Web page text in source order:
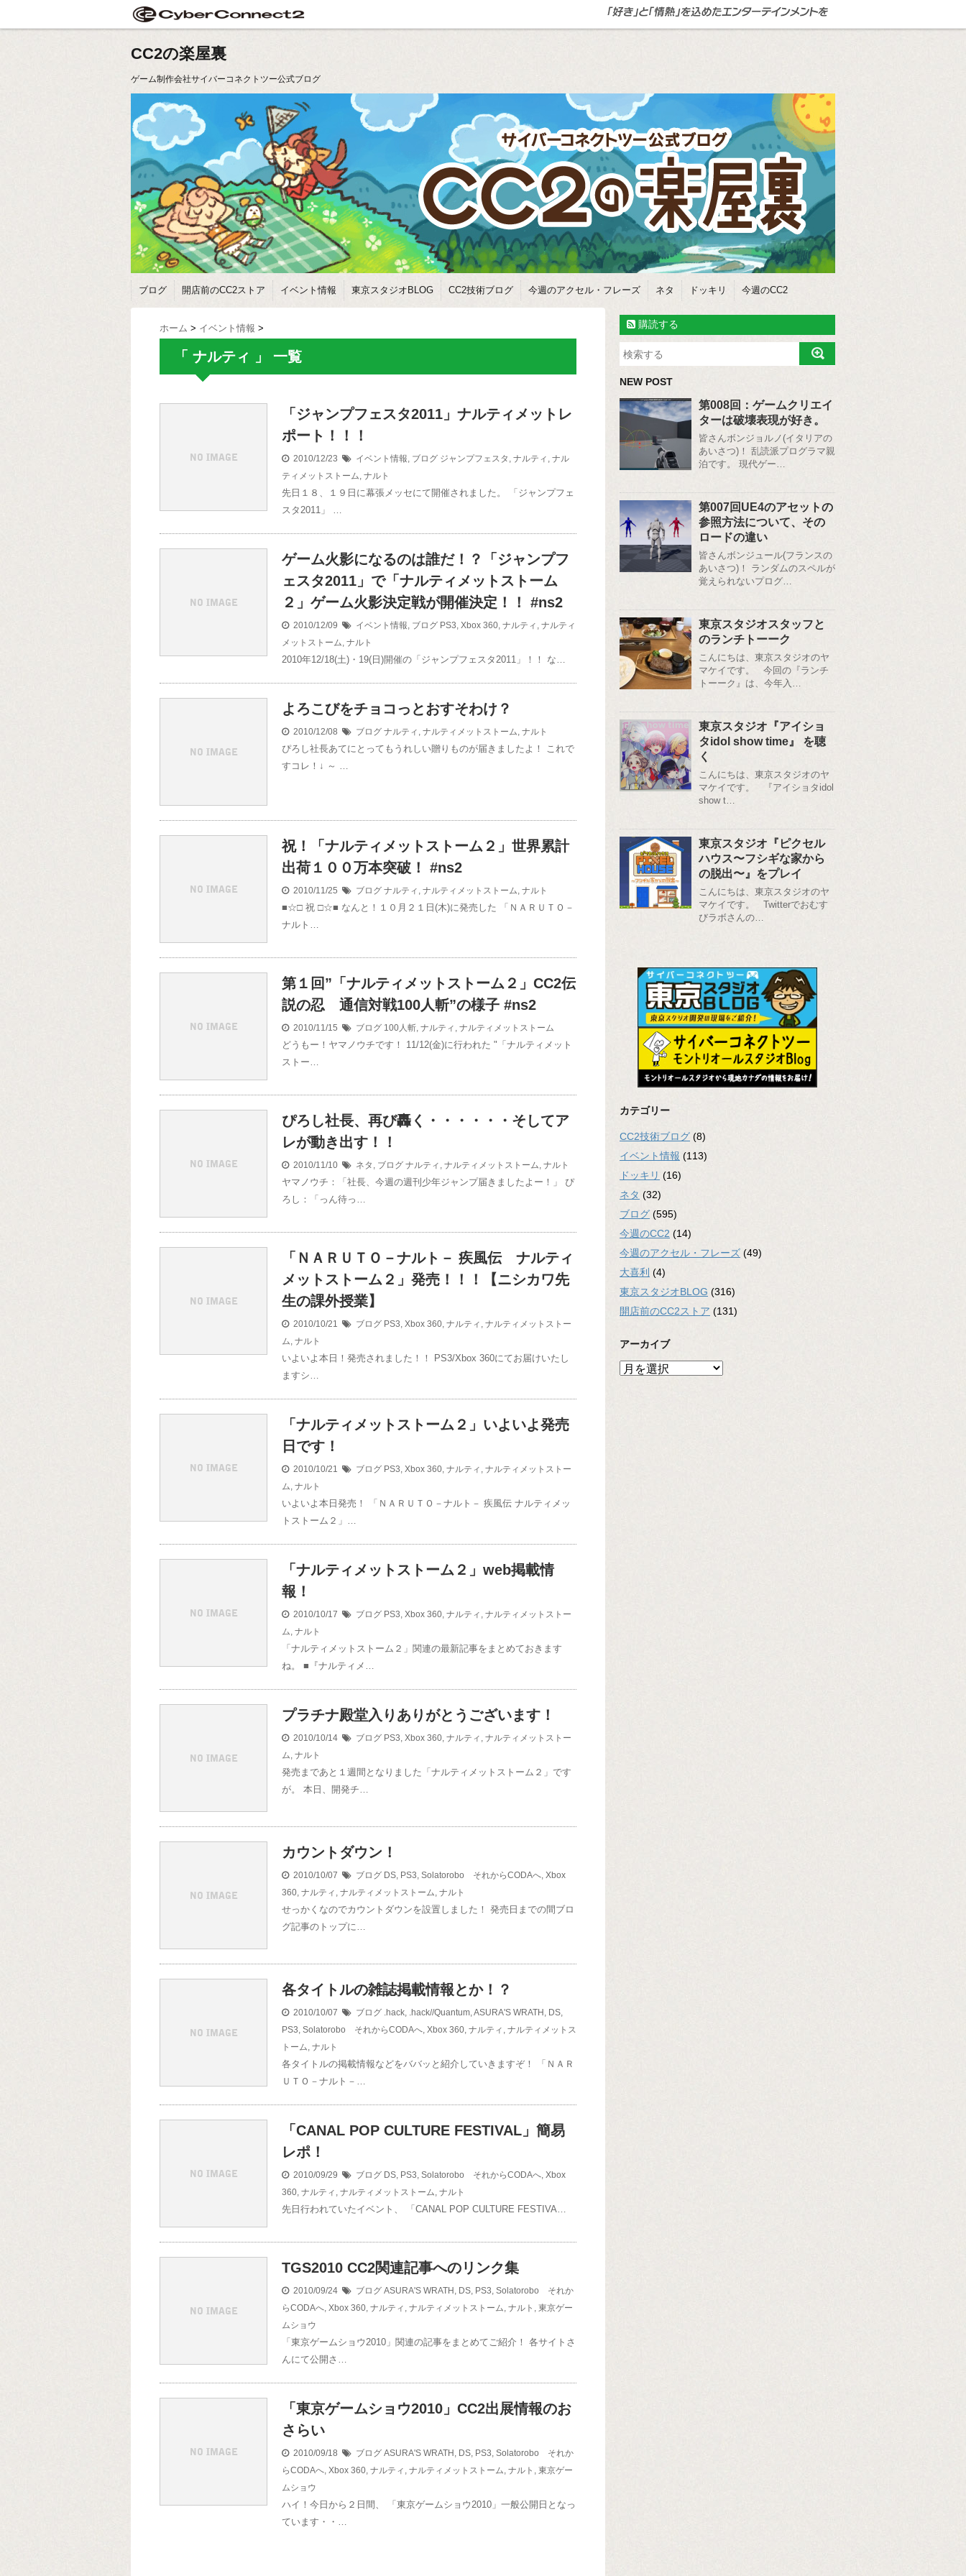
CC2の楽屋裏
ゲーム制作会社サイバーコネクトツー公式ブログ
ブログ 開店前のCC2ストア イベント情報 東京スタジオBLOG CC2技術ブログ 今週のアクセル・フレーズ ネタ ドッキリ 今週のCC2
ホーム > イベント情報 >
「 ナルティ 」 一覧
「ジャンプフェスタ2011」ナルティメットレ
ポート！！！
2010/12/23 イベント情報, ブログ ジャンプフェスタ , ナルティ , ナル
ティメットストーム, ナルト
先日１８、１９日に幕張メッセにて開催されました。 「ジャンプフェ
スタ2011」 …
ゲーム火影になるのは誰だ！？「ジャンプフ
ェスタ2011」で「ナルティメットストーム
２」ゲーム火影決定戦が開催決定！！ #ns2
2010/12/09 イベント情報, ブログ PS3, Xbox 360, ナルティ , ナルティ
メットストーム, ナルト
2010年12/18(土)・19(日)開催の「ジャンプフェスタ2011」！！ な…
よろこびをチョコっとおすそわけ？
2010/12/08 ブログ ナルティ , ナルティメットストーム, ナルト
ぴろし社長あてにとってもうれしい贈りものが届きましたよ！ これで
すコレ！↓ ～ …
祝！「ナルティメットストーム２」世界累計
出荷１００万本突破！ #ns2
2010/11/25 ブログ ナルティ , ナルティメットストーム, ナルト
■☆□ 祝 □☆■ なんと！１０月２１日(木)に発売した 「ＮＡＲＵＴＯ－
ナルト…
第１回”「ナルティメットストーム２」CC2伝
説の忍 通信対戦100人斬”の様子 #ns2
2010/11/15 ブログ 100人斬, ナルティ , ナルティメットストーム
どうもー！ヤマノウチです！ 11/12(金)に行われた "「ナルティメット
ストー…
ぴろし社長、再び轟く・・・・・・そしてア
レが動き出す！！
2010/11/10 ネタ , ブログ ナルティ , ナルティメットストーム, ナルト
ヤマノウチ：「社長、今週の週刊少年ジャンプ届きましたよー！」 ぴ
ろし：「っん待っ…
「ＮＡＲＵＴＯ－ナルト－ 疾風伝 ナルティ
メットストーム２」発売！！！【ニシカワ先
生の課外授業】
2010/10/21 ブログ PS3, Xbox 360, ナルティ , ナルティメットストー
ム, ナルト
いよいよ本日！発売されました！！ PS3/Xbox 360にてお届けいたし
ますシ…
「ナルティメットストーム２」いよいよ発売
日です！
2010/10/21 ブログ PS3, Xbox 360, ナルティ , ナルティメットストー
ム, ナルト
いよいよ本日発売！ 「ＮＡＲＵＴＯ－ナルト－ 疾風伝 ナルティメッ
トストーム２」…
「ナルティメットストーム２」web掲載情
報！
2010/10/17 ブログ PS3, Xbox 360, ナルティ , ナルティメットストー
ム, ナルト
「ナルティメットストーム２」関連の最新記事をまとめておきます
ね。 ■『ナルティメ…
プラチナ殿堂入りありがとうございます！
2010/10/14 ブログ PS3, Xbox 360, ナルティ , ナルティメットストー
ム, ナルト
発売まであと１週間となりました「ナルティメットストーム２」です
が。 本日、開発チ…
カウントダウン！
2010/10/07 ブログ DS, PS3, Solatorobo それからCODAへ, Xbox
360, ナルティ , ナルティメットストーム, ナルト
せっかくなのでカウントダウンを設置しました！ 発売日までの間ブロ
グ記事のトップに…
各タイトルの雑誌掲載情報とか！？
2010/10/07 ブログ .hack, .hack//Quantum,ASURA'S WRATH , DS,
PS3, Solatorobo それからCODAへ, Xbox 360, ナルティ , ナルティメットス
トーム, ナルト
各タイトルの掲載情報などをババッと紹介していきますぞ！ 「ＮＡＲ
ＵＴＯ－ナルト－…
「CANAL POP CULTURE FESTIVAL」簡易
レポ！
2010/09/29 ブログ DS, PS3, Solatorobo それからCODAへ, Xbox
360, ナルティ , ナルティメットストーム, ナルト
先日行われていたイベント、 「CANAL POP CULTURE FESTIVA…
TGS2010 CC2関連記事へのリンク集
2010/09/24 ブログ ASURA'S WRATH , DS, PS3, Solatorobo それか
らCODAへ, Xbox 360, ナルティ , ナルティメットストーム, ナルト , 東京ゲー
ムショウ
「東京ゲームショウ2010」関連の記事をまとめてご紹介！ 各サイトさ
んにて公開さ…
「東京ゲームショウ2010」CC2出展情報のお
さらい
2010/09/18 ブログ ASURA'S WRATH , DS, PS3, Solatorobo それか
らCODAへ, Xbox 360, ナルティ , ナルティメットストーム, ナルト , 東京ゲー
ムショウ
ハイ！今日から２日間、 「東京ゲームショウ2010」一般公開日となっ
ています・・…
購読する
NEW POST
第008回：ゲームクリエイ
ターは破壊表現が好き。
皆さんボンジョルノ(イタリアの
あいさつ)！ 乱読派プログラマ親
泊です。 現代ゲー…
第007回UE4のアセットの
参照方法について、その
ロードの違い
皆さんボンジュール(フランスの
あいさつ)！ ランダムのスペルが
覚えられないプログ…
東京スタジオスタッフと
のランチトーーク
こんにちは、東京スタジオのヤ
マケイです。 今回の『ランチ
トーーク』は、今年入…
東京スタジオ『アイショ
タidol show time』 を聴
く
こんにちは、東京スタジオのヤ
マケイです。 『アイショタidol
show t…
東京スタジオ『ピクセル
ハウス〜フシギな家から
の脱出〜』をプレイ
こんにちは、東京スタジオのヤ
マケイです。 Twitterでおむす
びラボさんの…
カテゴリー
CC2技術ブログ (8)
イベント情報 (113)
ドッキリ (16)
ネタ (32)
ブログ (595)
今週のCC2 (14)
今週のアクセル・フレーズ (49)
大喜利 (4)
東京スタジオBLOG (316)
開店前のCC2ストア (131)
アーカイブ
ア